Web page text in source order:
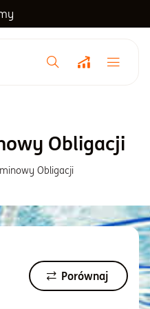
Obligacji
Obligacji
Porównaj